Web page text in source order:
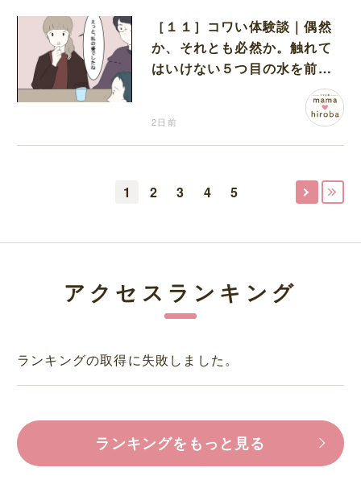
［１１］コワい体験談｜偶然
か、それとも必然か。触れて
はいけない５つ目の水を前に
2日前
1 2 3 4 5
アクセスランキング
ランキングの取得に失敗しました。
ランキングをもっと見る